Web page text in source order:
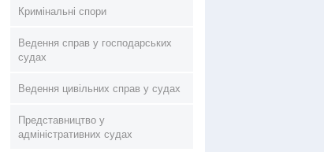
Кримінальні спори
Ведення справ у господарських
судах
Ведення цивільних справ у судах
Представництво у
адміністративних судах